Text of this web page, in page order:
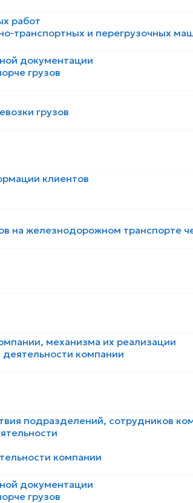
работ
транспортных и перегрузочных
документации
грузов
грузов
клиентов
на железнодорожном транспорте
механизма их реализации
компании
подразделений, сотрудников
компании
документации
грузов